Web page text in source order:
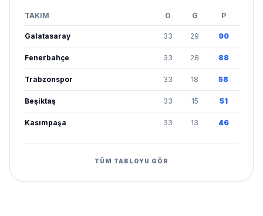
TAKIM O G P
Galatasaray 33 29 90
Fenerbahçe 33 28 88
Trabzonspor 33 18 58
Beşiktaş 33 15 51
Kasımpaşa 33 13 46
TÜM TABLOYU GÖR